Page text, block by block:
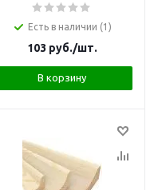
Есть в наличии (1)
103 руб./шт.
В корзину